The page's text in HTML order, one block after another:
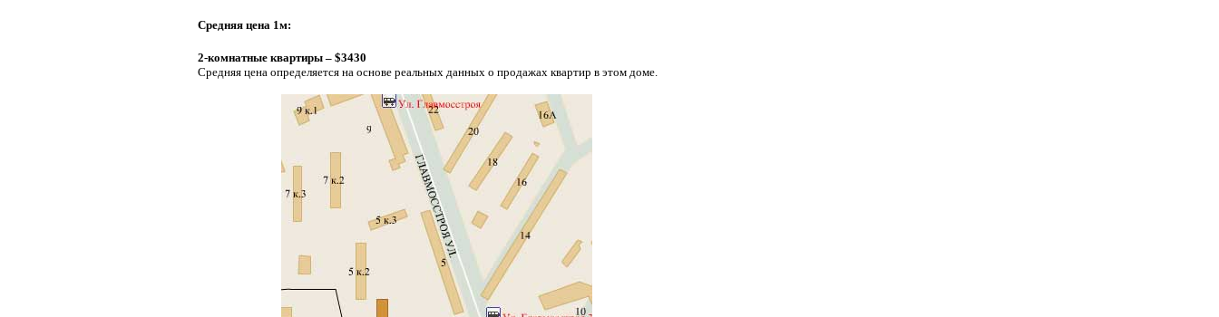
Средняя цена 1м:
2-комнатные квартиры – $3430
Средняя цена определяется на основе реальных данных о продажах квартир в этом доме.